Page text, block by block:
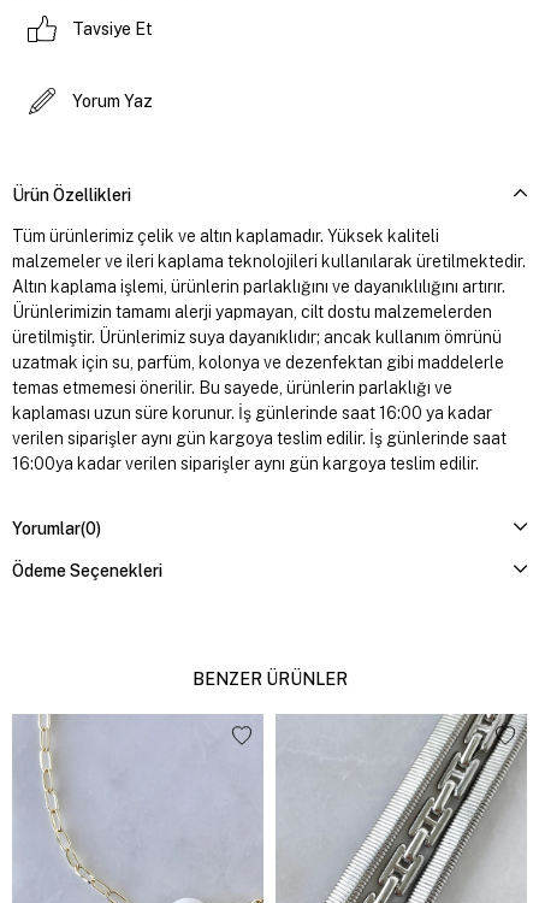
Tavsiye Et
Yorum Yaz
Ürün Özellikleri
Tüm ürünlerimiz çelik ve altın kaplamadır. Yüksek kaliteli
malzemeler ve ileri kaplama teknolojileri kullanılarak üretilmektedir.
Altın kaplama işlemi, ürünlerin parlaklığını ve dayanıklılığını artırır.
Ürünlerimizin tamamı alerji yapmayan, cilt dostu malzemelerden
üretilmiştir. Ürünlerimiz suya dayanıklıdır; ancak kullanım ömrünü
uzatmak için su, parfüm, kolonya ve dezenfektan gibi maddelerle
temas etmemesi önerilir. Bu sayede, ürünlerin parlaklığı ve
kaplaması uzun süre korunur. İş günlerinde saat 16:00 ya kadar
verilen siparişler aynı gün kargoya teslim edilir. İş günlerinde saat
16:00ya kadar verilen siparişler aynı gün kargoya teslim edilir.
Yorumlar(0)
Ödeme Seçenekleri
BENZER ÜRÜNLER